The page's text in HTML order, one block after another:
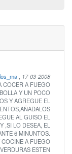
17-03-2008
COCER A FUEGO
Y UN POCO
Y AGREGUE EL
AL GUISO EL
,SI LO DESEA, EL
6 MINUNTOS.
A FUEGO
ESTEN